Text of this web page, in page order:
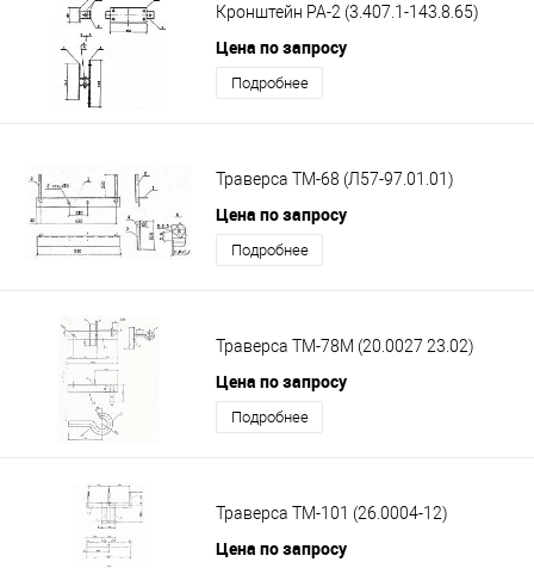
Кронштейн РА-2 (3.407.1-143.8.65)
Цена по запросу
Подробнее
Траверса ТМ-68 (Л57-97.01.01)
Цена по запросу
Подробнее
Траверса ТМ-78М (20.0027 23.02)
Цена по запросу
Подробнее
Траверса ТМ-101 (26.0004-12)
Цена по запросу